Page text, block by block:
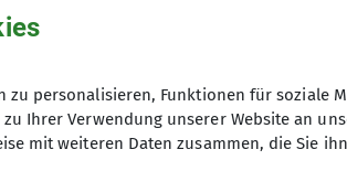
zu personalisieren, Funktionen für soziale
Ihrer Verwendung unserer Website an
mit weiteren Daten zusammen, die Sie